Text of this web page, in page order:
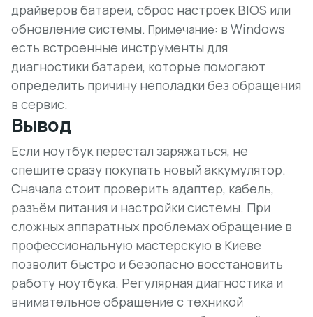
драйверов батареи, сброс настроек BIOS или
обновление системы. Примечание: в Windows
есть встроенные инструменты для
диагностики батареи, которые помогают
определить причину неполадки без обращения
в сервис.
Вывод
Если ноутбук перестал заряжаться, не
спешите сразу покупать новый аккумулятор.
Сначала стоит проверить адаптер, кабель,
разъём питания и настройки системы. При
сложных аппаратных проблемах обращение в
профессиональную мастерскую в Киеве
позволит быстро и безопасно восстановить
работу ноутбука. Регулярная диагностика и
внимательное обращение с техникой